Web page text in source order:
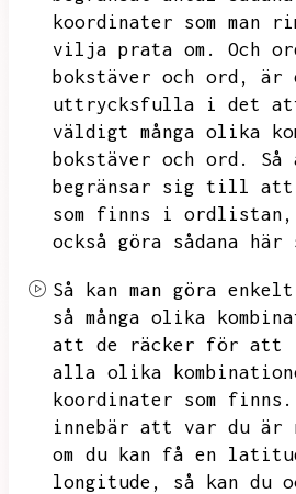
koordinater som man
vilja prata om.
Och
bokstäver och ord,
är
uttrycksfulla i det att
väldigt många olika
bokstäver och ord.
Så
begränsar sig till att
som finns i ordlistan,
också göra sådana här
Så kan man göra
så många olika
att de räcker för att
alla olika
koordinater som finns.
innebär att var du är
om du kan få en
longitude,
så kan du